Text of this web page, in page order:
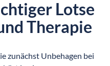
Lotse
Therapie
zunächst Unbehagen bei